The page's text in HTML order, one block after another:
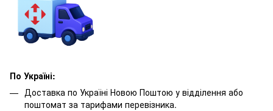
По Україні:
Доставка по Україні Новою Поштою у відділення або
поштомат за тарифами перевізника.